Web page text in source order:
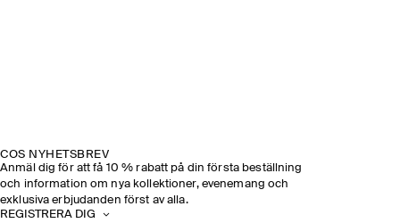
COS NYHETSBREV
Anmäl dig för att få 10 % rabatt på din första beställning
och information om nya kollektioner, evenemang och
exklusiva erbjudanden först av alla.
REGISTRERA DIG